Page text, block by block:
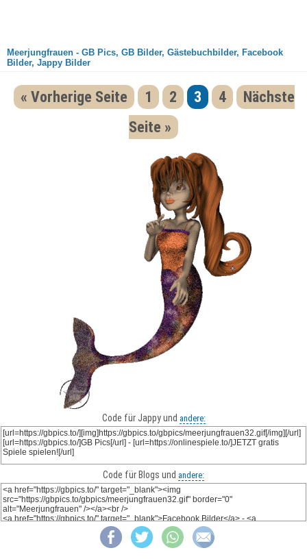
Meerjungfrauen - GB Pics, GB Bilder, Gästebuchbilder, Facebook
Bilder, Jappy Bilder
« Vorherige Seite 1 2 3 4
Nächste
Seite »
Code für Jappy und andere:
Code für Blogs und andere: